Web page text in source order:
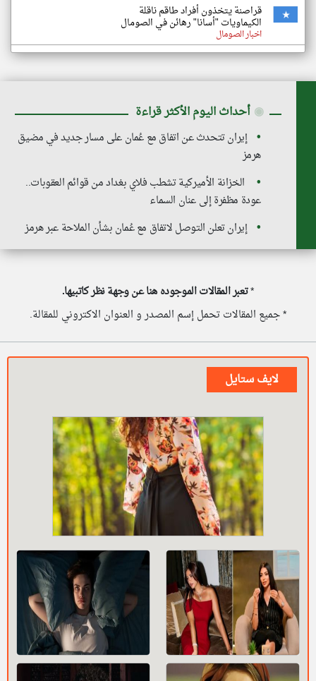
قراصنة يتخذون أفراد طاقم ناقلة
الكيماويات "أسانا" رهائن في الصومال
اخبار الصومال
◉ أحداث اليوم الأكثر قراءة
إيران تتحدث عن اتفاق مع عُمان على مسار جديد في مضيق
هرمز
الخزانة الأميركية تشطب فلاي بغداد من قوائم العقوبات..
عودة مظفرة إلى عنان السماء
إيران تعلن التوصل لاتفاق مع عُمان بشأن الملاحة عبر هرمز
*تعبر المقالات الموجوده هنا عن وجهة نظر كاتبيها.
* جميع المقالات تحمل إسم المصدر و العنوان الاكتروني للمقالة.
لايف ستايل